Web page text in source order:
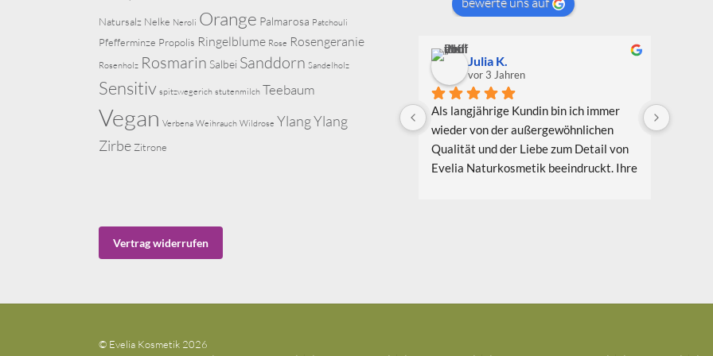
Natursalz Nelke Neroli Orange Palmarosa Patchouli
Pfefferminze Propolis Ringelblume Rose Rosengeranie
Rosenholz Rosmarin Salbei Sanddorn Sandelholz
Sensitiv spitzwegerich stutenmilch Teebaum
Vegan Verbena Weihrauch Wildrose Ylang Ylang
Zirbe Zitrone
Julia K.
vor 3 Jahren
Als langjährige Kundin bin ich immer
wieder von der außergewöhnlichen
Qualität und der Liebe zum Detail von
Evelia Naturkosmetik beeindruckt. Ihre
Aloe Vera Splash Bio.
in
Vertrag widerrufen
© Evelia Kosmetik 2026